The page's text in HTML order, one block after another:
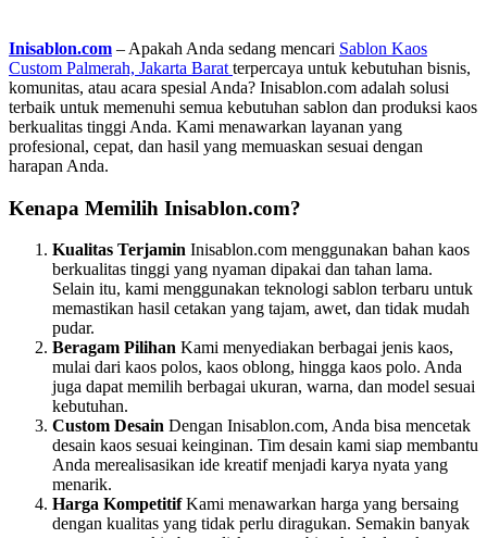
Inisablon.com – Apakah Anda sedang mencari Sablon Kaos
Custom Palmerah, Jakarta Barat terpercaya untuk kebutuhan bisnis,
komunitas, atau acara spesial Anda? Inisablon.com adalah solusi
terbaik untuk memenuhi semua kebutuhan sablon dan produksi kaos
berkualitas tinggi Anda. Kami menawarkan layanan yang
profesional, cepat, dan hasil yang memuaskan sesuai dengan
harapan Anda.
Kenapa Memilih Inisablon.com?
Kualitas Terjamin Inisablon.com menggunakan bahan kaos
berkualitas tinggi yang nyaman dipakai dan tahan lama.
Selain itu, kami menggunakan teknologi sablon terbaru untuk
memastikan hasil cetakan yang tajam, awet, dan tidak mudah
pudar.
Beragam Pilihan Kami menyediakan berbagai jenis kaos,
mulai dari kaos polos, kaos oblong, hingga kaos polo. Anda
juga dapat memilih berbagai ukuran, warna, dan model sesuai
kebutuhan.
Custom Desain Dengan Inisablon.com, Anda bisa mencetak
desain kaos sesuai keinginan. Tim desain kami siap membantu
Anda merealisasikan ide kreatif menjadi karya nyata yang
menarik.
Harga KompetitifKami menawarkan harga yang bersaing
dengan kualitas yang tidak perlu diragukan. Semakin banyak